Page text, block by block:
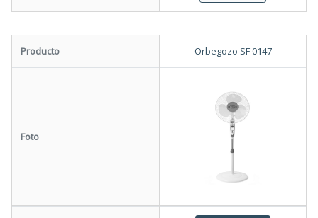
Producto Orbegozo SF 0147
Foto